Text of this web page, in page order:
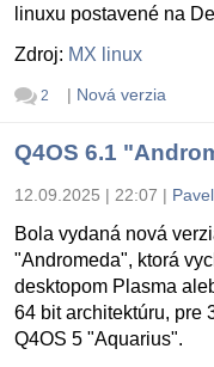
linuxu postavené na
Zdroj: MX linux
2 | Nová verzia
Q4OS 6.1
12.09.2025 | 22:07 | Pavel
Bola vydaná nová
"Andromeda", ktorá
desktopom Plasma
64 bit architektúru, pre
Q4OS 5 "Aquarius".